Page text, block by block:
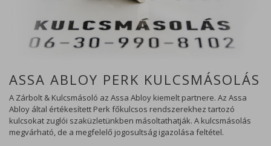
ASSA ABLOY PERK KULCSMÁSOLÁS
A Zárbolt & Kulcsmásoló az Assa Abloy kiemelt partnere. Az Assa
Abloy által értékesített Perk főkulcsos rendszerekhez tartozó
kulcsokat zuglói szaküzletünkben másoltathatják. A kulcsmásolás
megvárható, de a megfelelő jogosultság igazolása feltétel.